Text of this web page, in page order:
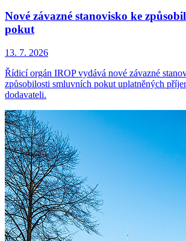
Nové závazné stanovisko ke
pokut
13. 7. 2026
Řídicí orgán IROP vydává nové závazné
způsobilosti smluvních pokut uplatněných
dodavateli.